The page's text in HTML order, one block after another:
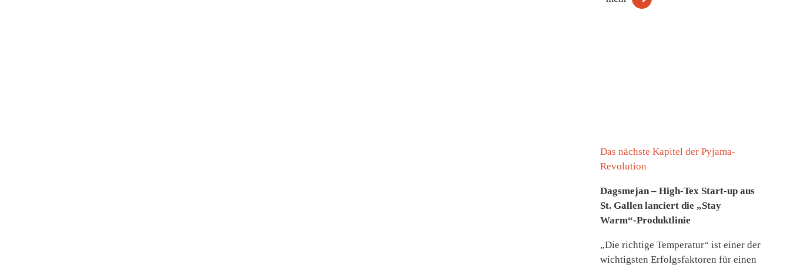
Das nächste Kapitel der Pyjama-
Revolution
Dagsmejan – High-Tex Start-up aus
St. Gallen lanciert die „Stay
Warm“-Produktlinie
„Die richtige Temperatur“ ist einer der
wichtigsten Erfolgsfaktoren für einen